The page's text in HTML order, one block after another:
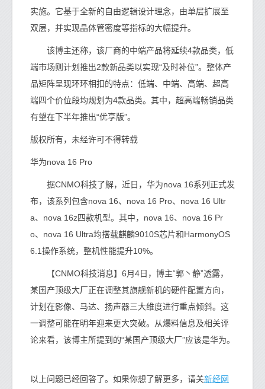
实施。它基于全新的自由逻辑设计理念，由单层扩展至
双层，并实现晶体管密度等指标的大幅提升。
该博主还称，该厂商的中端产品将延续4款品类，低
端市场则计划推出2款新品类以实现“及时补位”。整体产
品矩阵呈现环环相扣的特点：低端、中端、高端、超高
端四个价位段均规划为4款品类。其中，超高端畅销品类
有望在下半年推出“优享版”。
版权所有，未经许可不得转载
华为nova 16 Pro
据CNMO科技了解，近日，华为nova 16系列正式发
布，该系列包含nova 16、nova 16 Pro、nova 16 Ultr
a、nova 16z四款机型。其中，nova 16、nova 16 Pr
o、nova 16 Ultra均搭载麒麟9010S芯片和HarmonyOS
6.1操作系统，整机性能提升10%。
【CNMO科技消息】6月4日，博主“郭丶静”透露，
某国产顶级大厂正在调整其旗舰新机的硬件配置方向，
计划在影像、马达、扬声器三大维度进行重点倾斜。这
一调整可能在明年迎来更大突破。从爆料信息及相关评
论来看，该博主所提到的“某国产顶级大厂”应该是华为。
以上问题已经回答了。如果你想了解更多，请关新经网